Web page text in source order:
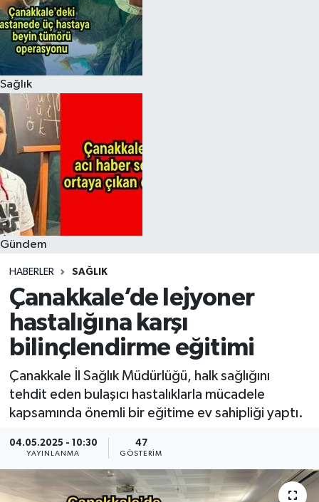
Sağlık
Gündem
HABERLER SAĞLIK
Çanakkale’de lejyoner
hastalığına karşı
bilinçlendirme eğitimi
Çanakkale İl Sağlık Müdürlüğü, halk sağlığını
tehdit eden bulaşıcı hastalıklarla mücadele
kapsamında önemli bir eğitime ev sahipliği yaptı.
04.05.2025 - 10:30
YAYINLANMA
47
GÖSTERIM